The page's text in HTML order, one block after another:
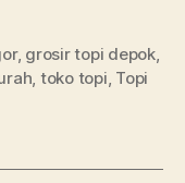
, grosir topi depok,
toko topi Topi